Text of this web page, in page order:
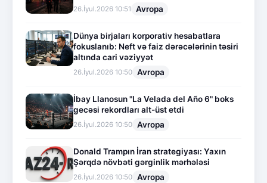
26.İyul.2026 10:51 Avropa
Dünya birjaları korporativ hesabatlara
fokuslanıb: Neft və faiz dərəcələrinin təsiri
altında cari vəziyyət
26.İyul.2026 10:50 Avropa
İbay Llanosun "La Velada del Año 6" boks
gecəsi rekordları alt-üst etdi
26.İyul.2026 10:50 Avropa
Donald Trampın İran strategiyası: Yaxın
Şərqdə növbəti gərginlik mərhələsi
26.İyul.2026 10:50 Avropa